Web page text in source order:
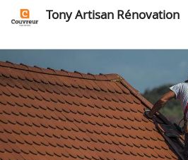
Tony Artisan Rénovation